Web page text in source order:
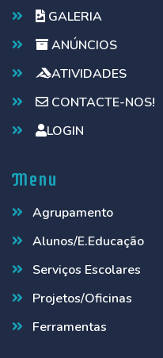
GALERIA
ANÚNCIOS
ATIVIDADES
CONTACTE-NOS!
LOGIN
Menu
Agrupamento
Alunos/E.Educação
Serviços Escolares
Projetos/Oficinas
Ferramentas